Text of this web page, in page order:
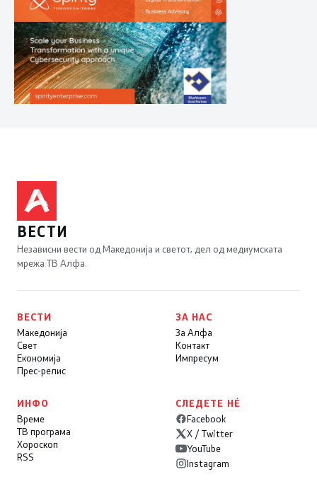
ВЕСТИ
Независни вести од Македонија и светот, дел од медиумската
мрежа ТВ Алфа.
ВЕСТИ
Македонија
Свет
Економија
Прес-релис
ЗА НАС
За Алфа
Контакт
Импресум
ИНФО
Време
ТВ програма
Хороскоп
RSS
СЛЕДЕТЕ НÉ
Facebook
X / Twitter
YouTube
Instagram